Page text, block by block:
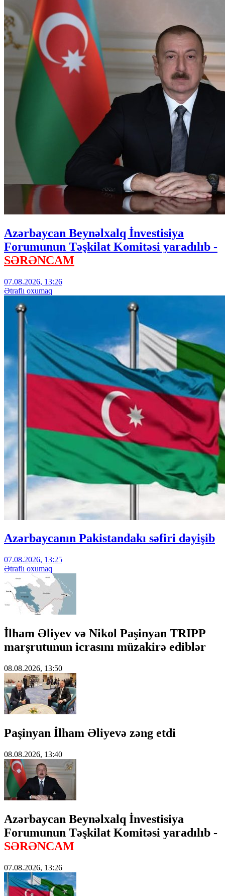
Azərbaycan Beynəlxalq İnvestisiya
Forumunun Təşkilat Komitəsi yaradılıb -
SƏRƏNCAM
07.08.2026, 13:26
Ətraflı oxumaq
Azərbaycanın Pakistandakı səfiri dəyişib
07.08.2026, 13:25
Ətraflı oxumaq
İlham Əliyev və Nikol Paşinyan TRIPP
marşrutunun icrasını müzakirə ediblər
08.08.2026, 13:50
Paşinyan İlham Əliyevə zəng etdi
08.08.2026, 13:40
Azərbaycan Beynəlxalq İnvestisiya
Forumunun Təşkilat Komitəsi yaradılıb -
SƏRƏNCAM
07.08.2026, 13:26